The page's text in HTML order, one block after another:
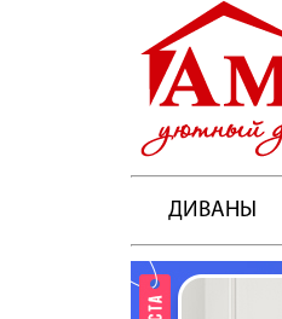
ДИВАНЫ